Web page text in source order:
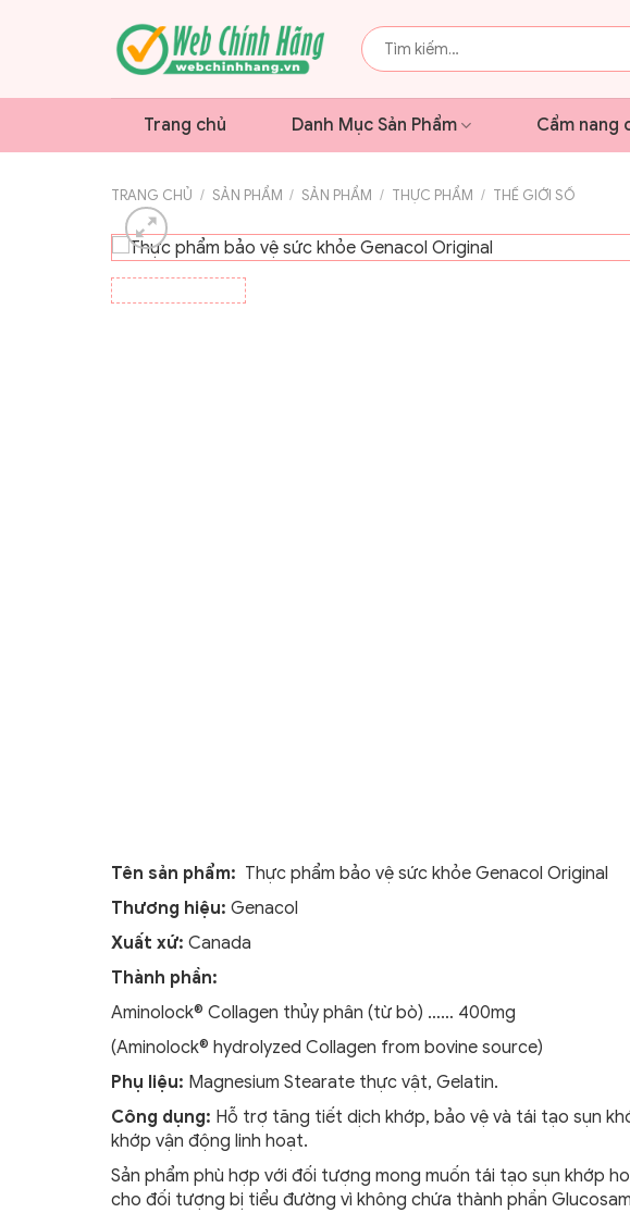
Tìm
kiếm:
Trang chủ Danh Mục Sản Phẩm Cẩm nang
TRANG CHỦ / SẢN PHẨM / SẢN PHẨM / THỰC PHẨM / THẾ GIỚI SỐ
Tên sản phẩm: Thực phẩm bảo vệ sức khỏe Genacol Original
Thương hiệu: Genacol
Xuất xứ: Canada
Thành phần:
Aminolock® Collagen thủy phân (từ bò) …… 400mg
(Aminolock® hydrolyzed Collagen from bovine source)
Phụ liệu: Magnesium Stearate thực vật, Gelatin.
Công dụng: Hỗ trợ tăng tiết dịch khớp, bảo vệ và tái tạo sụn
khớp vận động linh hoạt.
Sản phẩm phù hợp với đối tượng mong muốn tái tạo sụn khớp
cho đối tượng bị tiểu đường vì không chứa thành phần